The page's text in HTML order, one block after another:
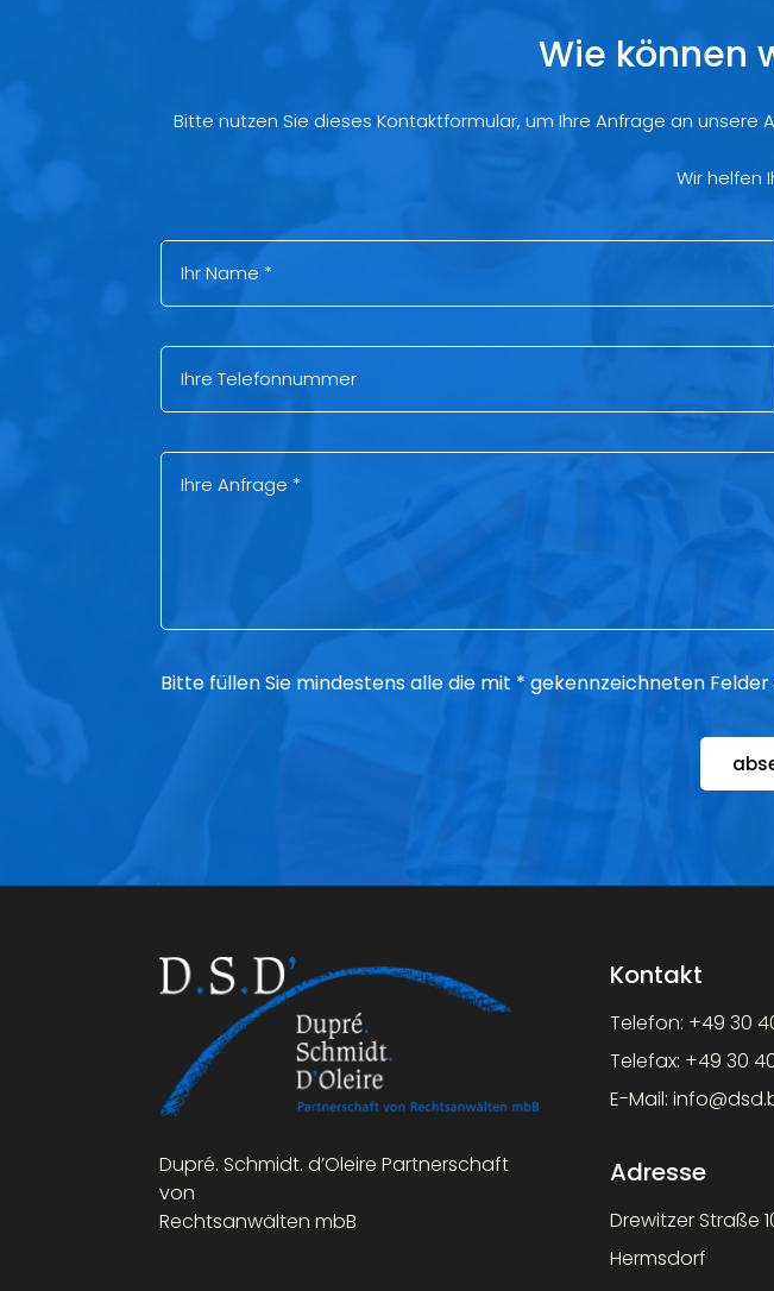
Wie können
Bitte nutzen Sie dieses Kontaktformular, um Ihre Anfrage an unsere
Wir helfen
Bitte füllen Sie mindestens alle die mit * gekennzeichneten Felder
Dupré. Schmidt. d’Oleire Partnerschaft
von
Rechtsanwälten mbB
Kontakt
Telefon: +49 30
Telefax: +49 30
E-Mail:
Adresse
Drewitzer Straße
Hermsdorf